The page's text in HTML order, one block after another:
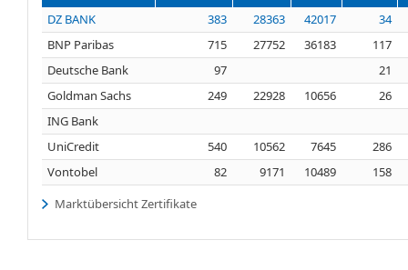
DZ BANK
383 28363 42017
34
BNP Paribas
715 27752 36183
117
Deutsche Bank
97
21
Goldman Sachs
249 22928 10656
26
ING Bank
UniCredit
540 10562 7645
286
Vontobel
82 9171 10489
158
Marktübersicht Zertifikate